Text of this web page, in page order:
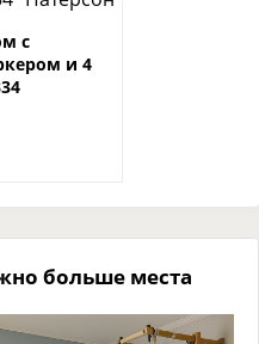
с
и 4
больше места